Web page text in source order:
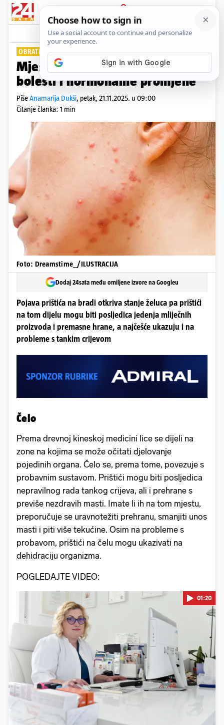
PRIJAVA
Lifestyle Komentari
OBRATITE PAŽNJU!
Mjesto izbijanja prištića zrcali
bolesti i hormonalne promjene
PišeAnamarija Dukši, petak, 21.11.2025. u 09:00
Čitanje članka: 1 min
Foto: Dreamstime_/ILUSTRACIJA
Dodaj 24sata među omiljene izvore na Googleu
Pojava prištića na bradi otkriva stanje želuca pa prištići
na tom dijelu mogu biti posljedica jedenja mliječnih
proizvoda i premasne hrane, a najčešće ukazuju i na
probleme s tankim crijevom
Čelo
Prema drevnoj kineskoj medicini lice se dijeli na
zone na kojima se može očitati djelovanje
pojedinih organa. Čelo se, prema tome, povezuje s
probavnim sustavom. Prištići mogu biti posljedica
nepravilnog rada tankog crijeva, ali i prehrane s
previše nezdravih masti. Imate li ih na tom mjestu,
preporučuje se uravnotežiti prehranu, smanjiti unos
masti i piti više tekućine. Osim na probleme s
probavom, prištići na čelu mogu ukazivati na
dehidraciju organizma.
POGLEDAJTE VIDEO:
Pokretanje videa...
01:20